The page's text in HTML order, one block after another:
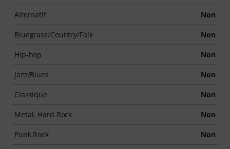
Alternatif Non
Bluegrass/Country/Folk Non
Hip-hop Non
Jazz/Blues Non
Classique Non
Metal, Hard Rock Non
Punk Rock Non